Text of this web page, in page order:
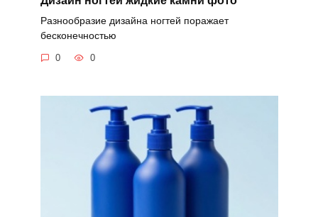
Разнообразие дизайна ногтей поражает
бесконечностью
0 0